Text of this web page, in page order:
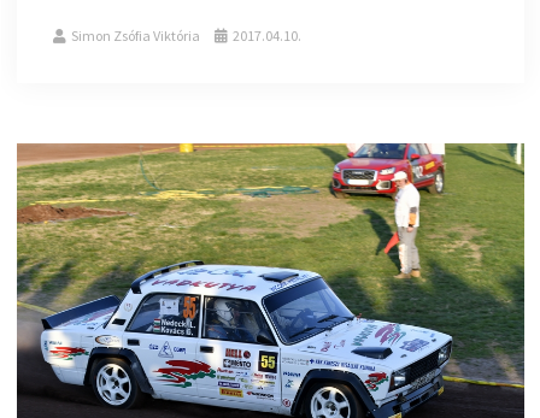
Simon Zsófia Viktória 2017.04.10.